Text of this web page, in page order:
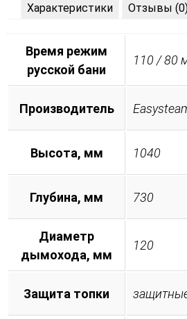
Характеристики Отзывы
Время режим
русской бани
110 / 80
Производитель
Высота, мм 1040
Глубина, мм 730
Диаметр
дымохода, мм
120
Защита топки